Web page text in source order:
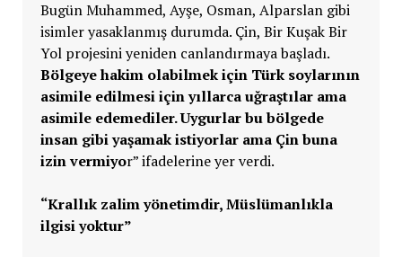
Bugün Muhammed, Ayşe, Osman, Alparslan gibi
isimler yasaklanmış durumda. Çin, Bir Kuşak Bir
Yol projesini yeniden canlandırmaya başladı.
Bölgeye hakim olabilmek için Türk soylarının
asimile edilmesi için yıllarca uğraştılar ama
asimile edemediler. Uygurlar bu bölgede
insan gibi yaşamak istiyorlar ama Çin buna
izin vermiyor” ifadelerine yer verdi.
“Krallık zalim yönetimdir, Müslümanlıkla
ilgisi yoktur”